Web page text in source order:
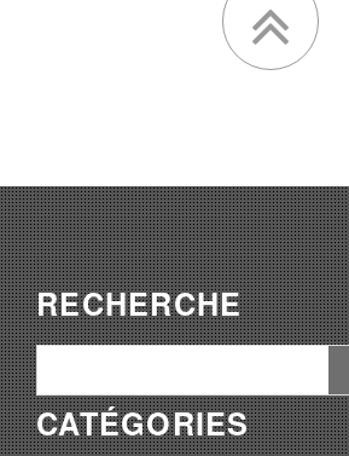
RECHERCHE
CATÉGORIES